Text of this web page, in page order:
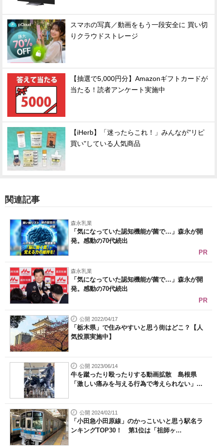
スマホの写真／動画をもう一段安全に 買い切
りクラウドストレージ
【抽選で5,000円分】Amazonギフトカードが
当たる！読者アンケート実施中
【iHerb】「迷ったらこれ！」みんなが"リピ
買い"している人気商品
関連記事
森永乳業
「気になっていた認知機能が菌で…」森永が開
発。感動の70代続出
PR
森永乳業
「気になっていた認知機能が菌で…」森永が開
発。感動の70代続出
PR
公開 2022/04/17
「栃木県」で住みやすいと思う街はどこ？【人
気投票実施中】
公開 2023/06/14
牛を蹴ったり殴ったりする動画拡散 島根県
「激しい痛みを与える行為で考えられない」...
公開 2024/02/11
「小田急小田原線」のかっこいいと思う駅名ラ
ンキングTOP30！ 第1位は「祖師ヶ...